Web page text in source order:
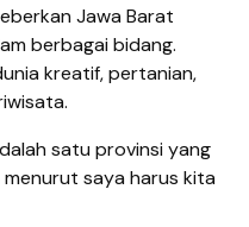
Jawa Barat
berbagai bidang.
kreatif, pertanian,
satu provinsi yang
saya harus kita